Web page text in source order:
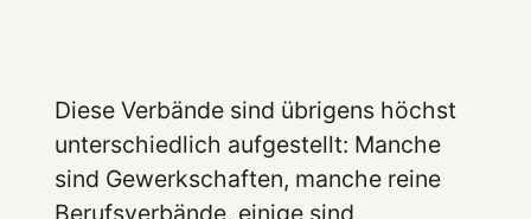
Diese Verbände sind übrigens höchst
unterschiedlich aufgestellt: Manche
sind Gewerkschaften, manche reine
Berufsverbände, einige sind